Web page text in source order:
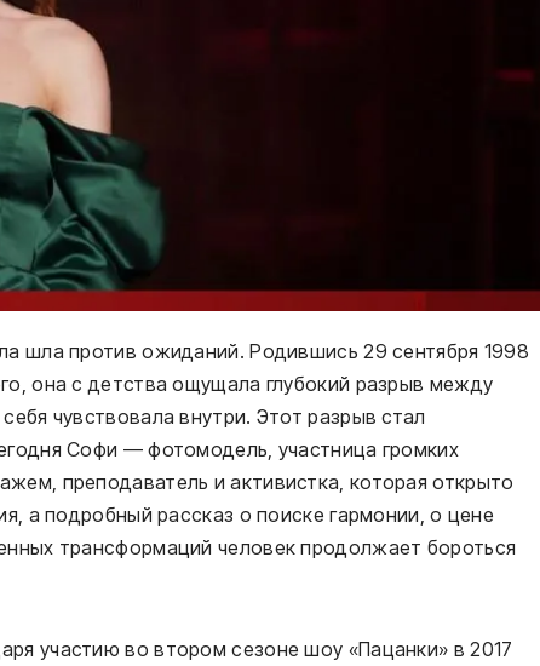
шла против ожиданий. Родившись 29 сентября 1998
она с детства ощущала глубокий разрыв между
чувствовала внутри. Этот разрыв стал
Софи — фотомодель, участница громких
преподаватель и активистка, которая открыто
а подробный рассказ о поиске гармонии, о цене
трансформаций человек продолжает бороться
участию во втором сезоне шоу «Пацанки» в 2017